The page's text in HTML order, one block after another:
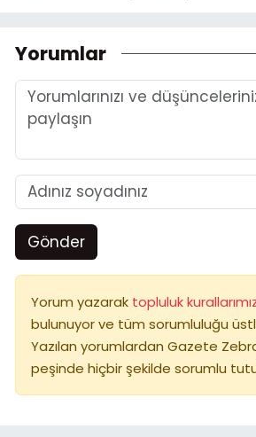
Yorumlar
Gönder
Yorum yazarak topluluk
bulunuyor ve tüm sorumluluğu
Yazılan yorumlardan Gazete
peşinde hiçbir şekilde sorumlu